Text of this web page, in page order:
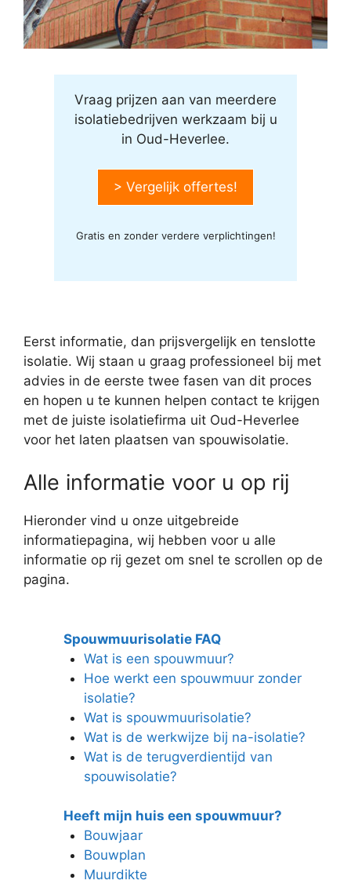
Vraag prijzen aan van meerdere
isolatiebedrijven werkzaam bij u
in Oud-Heverlee.
> Vergelijk offertes!
Gratis en zonder verdere verplichtingen!
Eerst informatie, dan prijsvergelijk en tenslotte
isolatie. Wij staan u graag professioneel bij met
advies in de eerste twee fasen van dit proces
en hopen u te kunnen helpen contact te krijgen
met de juiste isolatiefirma uit Oud-Heverlee
voor het laten plaatsen van spouwisolatie.
Alle informatie voor u op rij
Hieronder vind u onze uitgebreide
informatiepagina, wij hebben voor u alle
informatie op rij gezet om snel te scrollen op de
pagina.
Spouwmuurisolatie FAQ
Wat is een spouwmuur?
Hoe werkt een spouwmuur zonder
isolatie?
Wat is spouwmuurisolatie?
Wat is de werkwijze bij na-isolatie?
Wat is de terugverdientijd van
spouwisolatie?
Heeft mijn huis een spouwmuur?
Bouwjaar
Bouwplan
Muurdikte